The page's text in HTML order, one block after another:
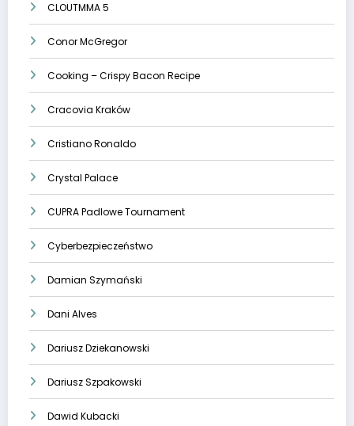
CLOUTMMA 5
Conor McGregor
Cooking – Crispy Bacon Recipe
Cracovia Kraków
Cristiano Ronaldo
Crystal Palace
CUPRA Padlowe Tournament
Cyberbezpieczeństwo
Damian Szymański
Dani Alves
Dariusz Dziekanowski
Dariusz Szpakowski
Dawid Kubacki